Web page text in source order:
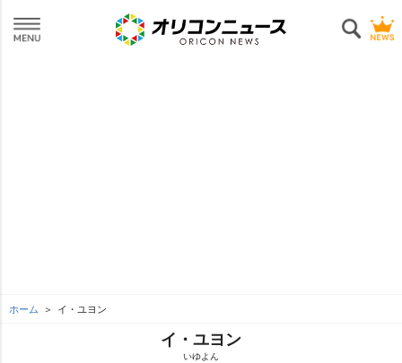
ホーム イ・ユヨン
イ・ユヨン
いゆよん